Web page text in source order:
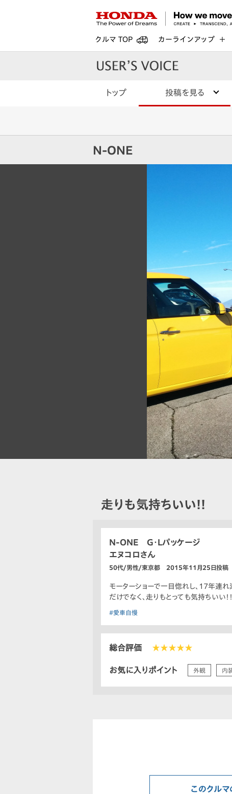
クルマ TOP カーラインアップ
トップ 投稿を見る
N-ONE
走りも気持ちいい!!
N-ONE G・Lパッケージ
エヌコロさん
50代/男性/東京都 2015年11月25日投稿
モーターショーで一目惚れし、17年連れ
だけでなく、走りもとっても気持ちいい
#愛車自慢
総合評価 ★★★★★
お気に入りポイント 外観 内
このクル